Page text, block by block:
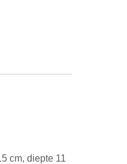
cm, diepte 11